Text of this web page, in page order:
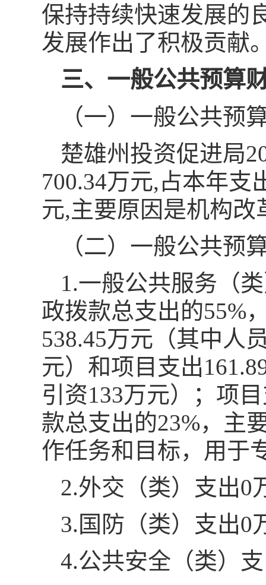
保持持续快速发展的
发展作出了积极贡献
三、一般公共预算
（一）一般公共预
楚雄州投资促进局
700.34万元,占本年支
元,主要原因是机构
（二）一般公共预
1.一般公共服务（
政拨款总支出的55%
538.45万元（其中人
元）和项目支出
引资133万元）；项
款总支出的23%，主
作任务和目标，用于
2.外交（类）支出0
3.国防（类）支出0
4.公共安全（类）